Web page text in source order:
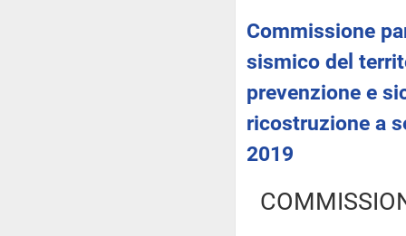
Commissione
sismico del
prevenzione e
ricostruzione a
2019